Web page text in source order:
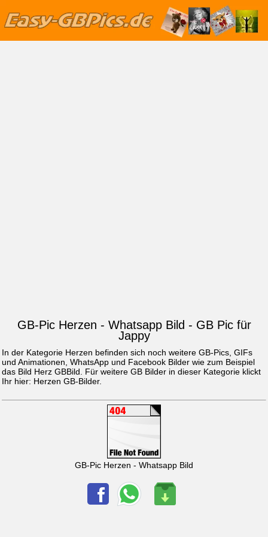
GB-Pic Herzen - Whatsapp Bild - GB Pic für
Jappy
In der Kategorie Herzen befinden sich noch weitere GB-Pics, GIFs
und Animationen, WhatsApp und Facebook Bilder wie zum Beispiel
das Bild Herz GBBild. Für weitere GB Bilder in dieser Kategorie klickt
Ihr hier: Herzen GB-Bilder.
GB-Pic Herzen - Whatsapp Bild